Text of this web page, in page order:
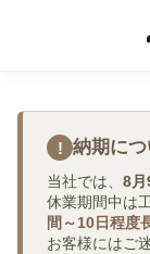
! 納期につ
当社では、 8月
休業期間中は
間～10日程度
お客様にはご